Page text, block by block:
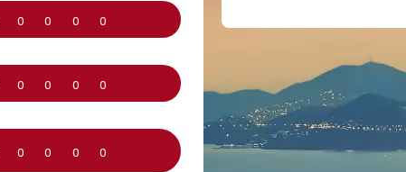
0 0 0 0
0 0 0 0
0 0 0 0